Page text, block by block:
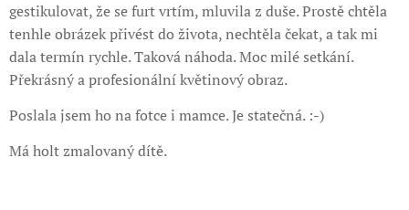
gestikulovat, že se furt vrtím, mluvila z duše. Prostě chtěla
tenhle obrázek přivést do života, nechtěla čekat, a tak mi
dala termín rychle. Taková náhoda. Moc milé setkání.
Překrásný a profesionální květinový obraz.
Poslala jsem ho na fotce i mamce. Je statečná. :-)
Má holt zmalovaný dítě.